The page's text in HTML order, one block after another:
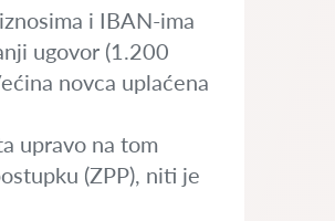
i IBAN-ima
ugovor (1.200
novca uplaćena
upravo na tom
(ZPP), niti je